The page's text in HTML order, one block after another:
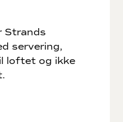
Strands
servering,
loftet og ikke